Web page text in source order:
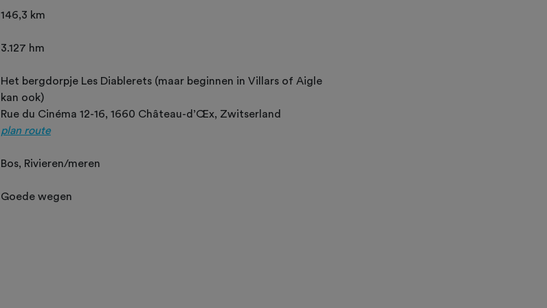
146,3 km
3.127 hm
Het bergdorpje Les Diablerets (maar beginnen in Villars of Aigle
kan ook)
Rue du Cinéma 12-16, 1660 Château-d’Œx, Zwitserland
plan route
Bos, Rivieren/meren
Goede wegen